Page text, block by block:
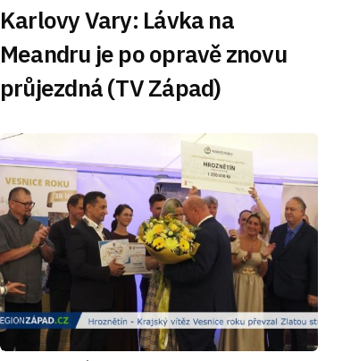
Karlovy Vary: Lávka na
Meandru je po opravě znovu
průjezdná (TV Západ)